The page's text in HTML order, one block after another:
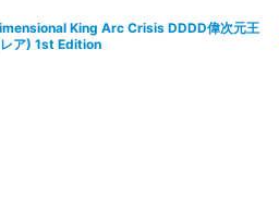
King Arc Crisis DDDD偉次元王
ア) 1st Edition